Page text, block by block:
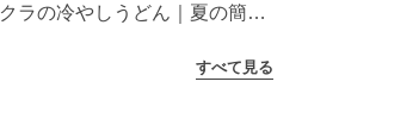
クラの冷やしうどん｜夏の簡単
すべて見る